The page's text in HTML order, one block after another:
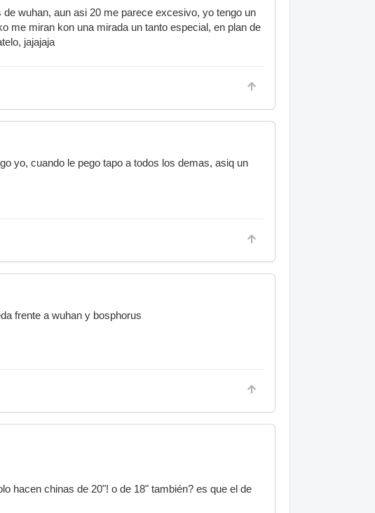
wuhan, aun asi 20 me parece excesivo, yo tengo un
me miran kon una mirada un tanto especial, en plan de
jajajaja
yo, cuando le pego tapo a todos los demas, asiq un
frente a wuhan y bosphorus
hacen chinas de 20"! o de 18" también? es que el de